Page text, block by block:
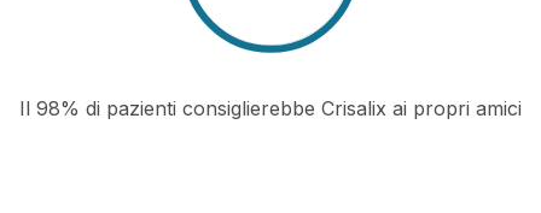
Il 98% di pazienti consiglierebbe Crisalix ai propri amici